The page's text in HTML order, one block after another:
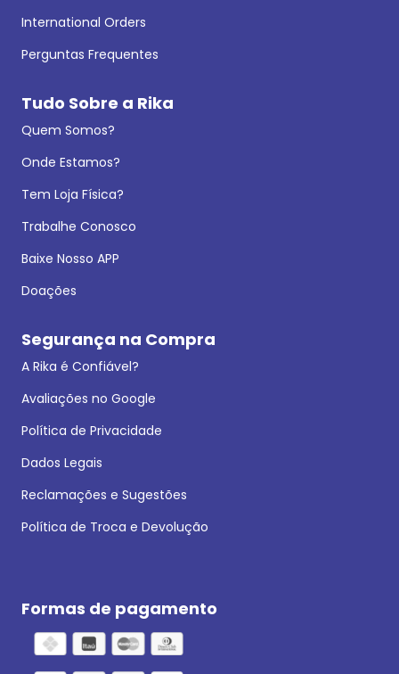
International Orders
Perguntas Frequentes
Tudo Sobre a Rika
Quem Somos?
Onde Estamos?
Tem Loja Física?
Trabalhe Conosco
Baixe Nosso APP
Doações
Segurança na Compra
A Rika é Confiável?
Avaliações no Google
Política de Privacidade
Dados Legais
Reclamações e Sugestões
Política de Troca e Devolução
Formas de pagamento